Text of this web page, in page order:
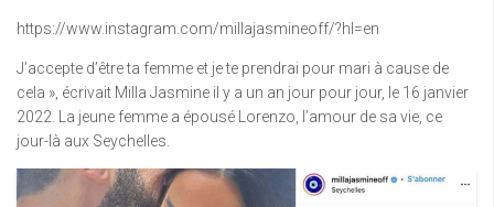
https://www.instagram.com/millajasmineoff/?hl=en
J’accepte d’être ta femme et je te prendrai pour mari à cause de
cela », écrivait Milla Jasmine il y a un an jour pour jour, le 16 janvier
2022. La jeune femme a épousé Lorenzo, l’amour de sa vie, ce
jour-là aux Seychelles.